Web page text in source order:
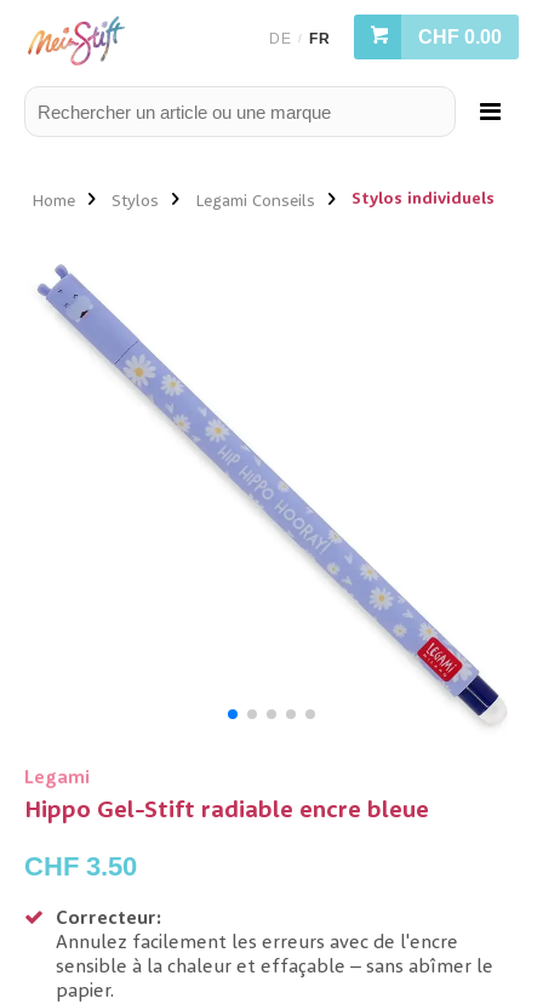
DE / FR CHF 0.00
Home Stylos Legami Conseils Stylos individuels
Legami
Hippo Gel-Stift radiable encre bleue
CHF 3.50
Correcteur:
Annulez facilement les erreurs avec de l'encre
sensible à la chaleur et effaçable – sans abîmer le
papier.